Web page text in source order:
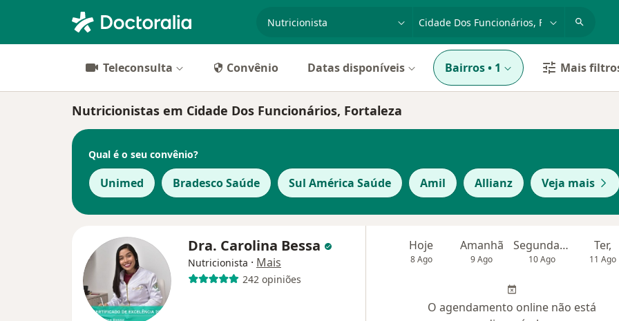
Teleconsulta Convênio Datas disponíveis Bairros• 1 Mais
Nutricionistas em Cidade Dos Funcionários, Fortaleza
Qual é o seu convênio?
Unimed Bradesco Saúde Sul América Saúde Amil Allianz Veja mais
Dra. Carolina Bessa
Nutricionista · Mais
242 opiniões
Hoje
8 Ago
Amanhã
9 Ago
Segunda-feira
10 Ago
Ter,
11 Ago
O agendamento online não está